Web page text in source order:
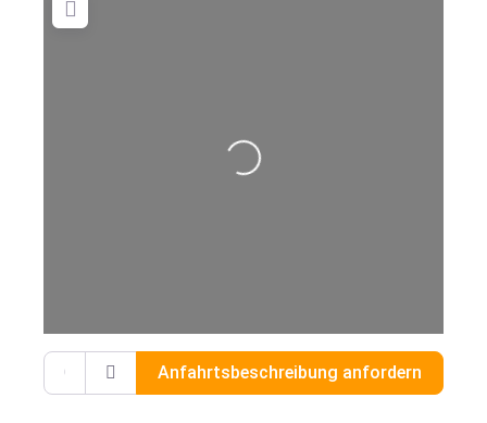
Wird geladen …
Gib deinen Standort ein.
Anfahrtsbeschreibung anfordern